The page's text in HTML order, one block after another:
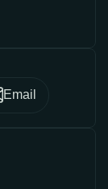
Email